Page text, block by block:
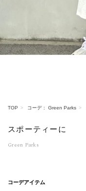
TOP コーデ： Green Parks
スポーティーに
Green Parks
コーデアイテム